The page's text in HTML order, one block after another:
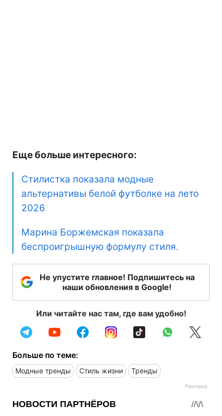
Еще больше интересного:
Стилистка показала модные
альтернативы белой футболке на лето
2026
Марина Боржемская показала
беспроигрышную формулу стиля.
Не упустите главное! Подпишитесь на
наши обновления в Google!
Или читайте нас там, где вам удобно!
Больше по теме:
Модные тренды Стиль жизни Тренды